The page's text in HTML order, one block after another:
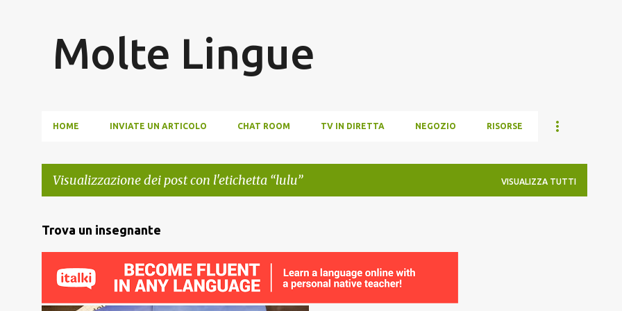
Molte Lingue
HOME INVIATE UN ARTICOLO CHAT ROOM TV IN DIRETTA NEGOZIO RISORSE
Visualizzazione dei post con l'etichetta lulu VISUALIZZA TUTTI
P
o
Trova un insegnante